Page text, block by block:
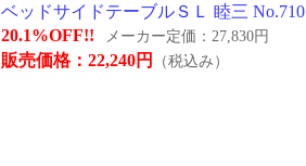
ベッドサイドテーブルＳＬ 睦三 No.710
20.1%OFF!!
メーカー定価：27,830円
販売価格：22,240円 （税込み）